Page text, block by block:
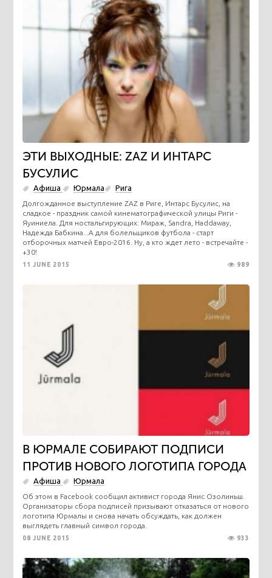
ЭТИ ВЫХОДНЫЕ: ZAZ И ИНТАРС
БУСУЛИС
Афиша Юрмала Рига
Долгожданное выступление ZAZ в Риге, Интарс Бусулис, на
сладкое - праздник самой кинематографической улицы Риги -
Яуиниела. Для ностальгирующих: Мираж, Sandra, Haddaway,
Надежда Бабкина...А для болельщиков футбола - старт
отборочных матчей Евро-2016. Ну, а кто ждет лето - встречайте -
+30!
11 JUNE 2015 989
В ЮРМАЛЕ СОБИРАЮТ ПОДПИСИ
ПРОТИВ НОВОГО ЛОГОТИПА ГОРОДА
Афиша Юрмала
Об этом в Facebook сообщил активист города Янис Озолиньш.
Организаторы сбора подписей призывают отказаться от нового
логотипа Юрмалы и снова начать обсуждать, как должен
выглядеть главный символ города.
08 JUNE 2015 933